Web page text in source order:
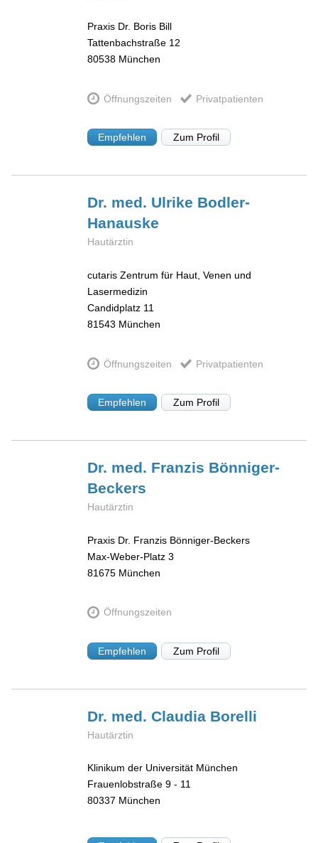
Praxis Dr. Boris Bill
Tattenbachstraße 12
80538 München
Öffnungszeiten Privatpatienten
Empfehlen Zum Profil
Dr. med. Ulrike Bodler-
Hanauske
Hautärztin
cutaris Zentrum für Haut, Venen und
Lasermedizin
Candidplatz 11
81543 München
Öffnungszeiten Privatpatienten
Empfehlen Zum Profil
Dr. med. Franzis Bönniger-
Beckers
Hautärztin
Praxis Dr. Franzis Bönniger-Beckers
Max-Weber-Platz 3
81675 München
Öffnungszeiten
Empfehlen Zum Profil
Dr. med. Claudia Borelli
Hautärztin
Klinikum der Universität München
Frauenlobstraße 9 - 11
80337 München